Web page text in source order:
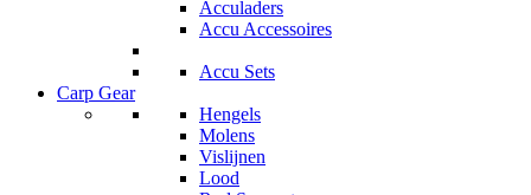
Acculaders
Accu Accessoires
Accu Sets
Carp Gear
Hengels
Molens
Vislijnen
Lood